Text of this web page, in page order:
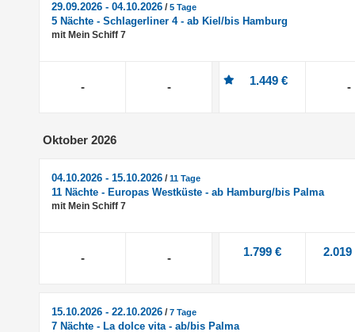
29.09.2026 - 04.10.2026 /5 Tage
5 Nächte - Schlagerliner 4 - ab Kiel/bis Hamburg
mit Mein Schiff 7
- - 1.449 € -
Oktober 2026
04.10.2026 - 15.10.2026 /11 Tage
11 Nächte - Europas Westküste - ab Hamburg/bis Palma
mit Mein Schiff 7
- - 1.799 € 2.019
15.10.2026 - 22.10.2026 /7 Tage
7 Nächte - La dolce vita - ab/bis Palma